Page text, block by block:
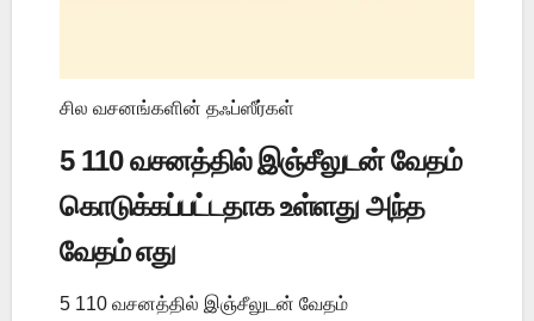
சில வசனங்களின் தஃப்ஸீர்கள்
5 110 வசனத்தில் இஞ்சீலுடன் வேதம்
கொடுக்கப்பட்டதாக உள்ளது அந்த
வேதம் எது
5 110 வசனத்தில் இஞ்சீலுடன் வேதம்